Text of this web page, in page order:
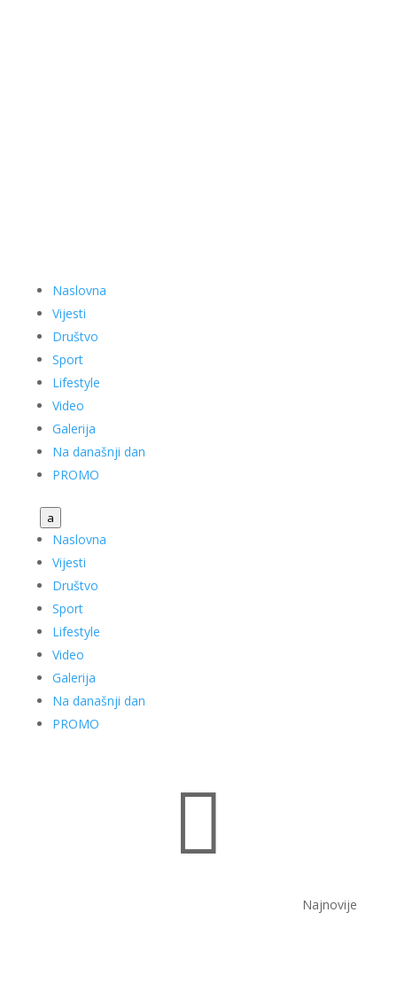
Naslovna
Vijesti
Društvo
Sport
Lifestyle
Video
Galerija
Na današnji dan
PROMO
a
Naslovna
Vijesti
Društvo
Sport
Lifestyle
Video
Galerija
Na današnji dan
PROMO

Najnovije